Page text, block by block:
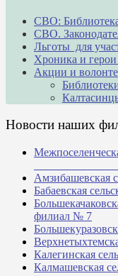
СВО:
СВО.
Льготы для
Хроника и
Акции и
Новости наших
Амзибашевская
Бабаевская
филиал № 7
Калегинская
Калмашевская